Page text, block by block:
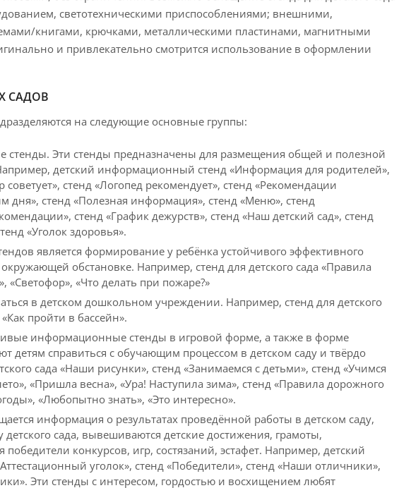
светотехническими приспособлениями; внешними,
книгами, крючками, металлическими пластинами, магнитными
и привлекательно смотрится использование в оформлении
САДОВ
на следующие основные группы:
Эти стенды предназначены для размещения общей и полезной
детский информационный стенд «Информация для родителей»,
стенд «Логопед рекомендует», стенд «Рекомендации
дня», стенд «Полезная информация», стенд «Меню», стенд
стенд «График дежурств», стенд «Наш детский сад», стенд
«Уголок здоровья».
является формирование у ребёнка устойчивого эффективного
обстановке. Например, стенд для детского сада «Правила
«Светофор», «Что делать при пожаре?»
в детском дошкольном учреждении. Например, стенд для детского
пройти в бассейн».
информационные стенды в игровой форме, а также в форме
детям справиться с обучающим процессом в детском саду и твёрдо
сада «Наши рисунки», стенд «Занимаемся с детьми», стенд «Учимся
«Пришла весна», «Ура! Наступила зима», стенд «Правила дорожного
«Любопытно знать», «Это интересно».
информация о результатах проведённой работы в детском саду,
сада, вывешиваются детские достижения, грамоты,
конкурсов, игр, состязаний, эстафет. Например, детский
уголок», стенд «Победители», стенд «Наши отличники»,
Эти стенды с интересом, гордостью и восхищением любят